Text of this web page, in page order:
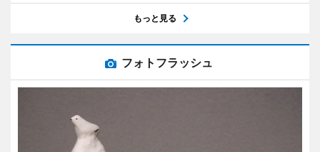
もっと見る
フォトフラッシュ